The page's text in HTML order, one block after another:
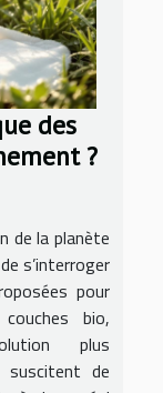
des
?
de la planète
s’interroger
pour
bio,
plus
suscitent de